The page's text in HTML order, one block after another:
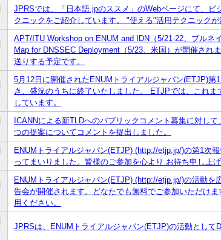
JPRSでは、「日本語.jpのススメ」のWebページにて、ビ
クニックをご紹介しています。 "使える"活用テクニックが
APT/ITU Workshop on ENUM and IDN（5/21-22、ブルネ
Map for DNSSEC Deployment（5/23、米国）が開催され
送りする予定です。
5月12日に開催されたENUMトライアルジャパン(ETJP)
き、盛況のうちに終了いたしました。 ETJPでは、これ
しています。
ICANNによる新TLDへのパブリックコメント募集に対し
つの提案についてコメントを提出しました。
ENUMトライアルジャパン(ETJP) (http://etjp.jp/)の第1次
ってまいりました。皆様のご参加を心より お待ち申し上げ
ENUMトライアルジャパン(ETJP) (http://etjp.jp/)の活動を
告会が開催されます。どなたでも無料でご参加いただけ
用ください。
JPRSは、ENUMトライアルジャパン(ETJP)の活動として